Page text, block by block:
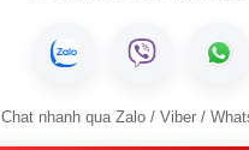
Chat nhanh qua Zalo / Viber /